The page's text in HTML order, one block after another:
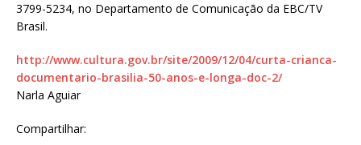
3799-5234, no Departamento de Comunicação da EBC/TV
Brasil.
http://www.cultura.gov.br/site/2009/12/04/curta-crianca-
documentario-brasilia-50-anos-e-longa-doc-2/
Narla Aguiar
Compartilhar: